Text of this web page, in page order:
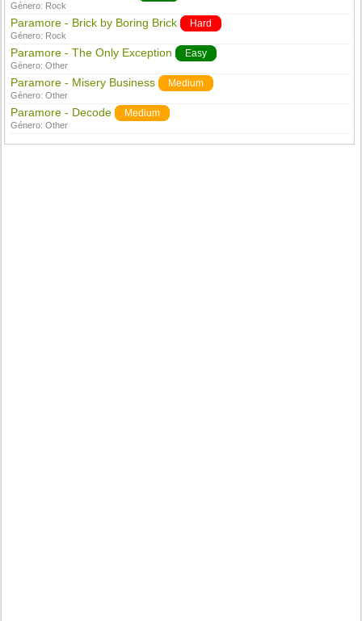
Género: Rock
Paramore - Brick by Boring Brick Hard
Género: Rock
Paramore - The Only Exception Easy
Género:Other
Paramore - Misery Business Medium
Género:Other
Paramore - Decode Medium
Género:Other